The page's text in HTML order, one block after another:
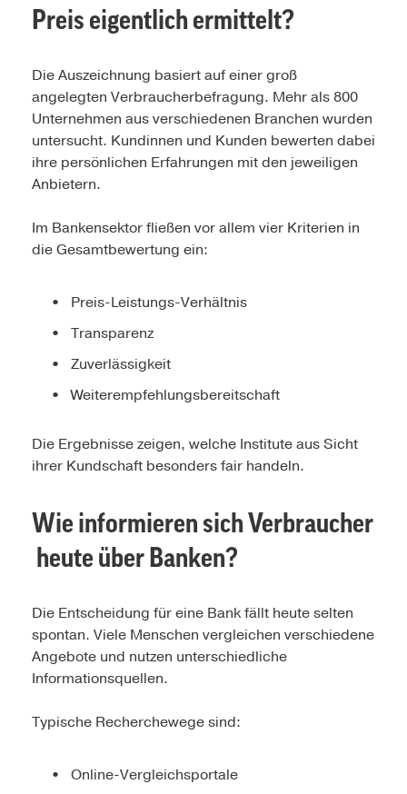
Preis eigentlich ermittelt?
Die Auszeichnung basiert auf einer groß
angelegten Verbraucherbefragung. Mehr als 800
Unternehmen aus verschiedenen Branchen wurden
untersucht. Kundinnen und Kunden bewerten dabei
ihre persönlichen Erfahrungen mit den jeweiligen
Anbietern.
Im Bankensektor fließen vor allem vier Kriterien in
die Gesamtbewertung ein:
Preis-Leistungs-Verhältnis
Transparenz
Zuverlässigkeit
Weiterempfehlungsbereitschaft
Die Ergebnisse zeigen, welche Institute aus Sicht
ihrer Kundschaft besonders fair handeln.
Wie informieren sich Verbraucher
heute über Banken?
Die Entscheidung für eine Bank fällt heute selten
spontan. Viele Menschen vergleichen verschiedene
Angebote und nutzen unterschiedliche
Informationsquellen.
Typische Recherchewege sind:
Online-Vergleichsportale